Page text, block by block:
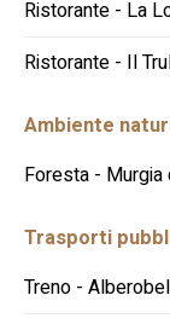
Ristorante - La
Ristorante - Il
Ambiente
Foresta - Murgia
Trasporti
Treno -